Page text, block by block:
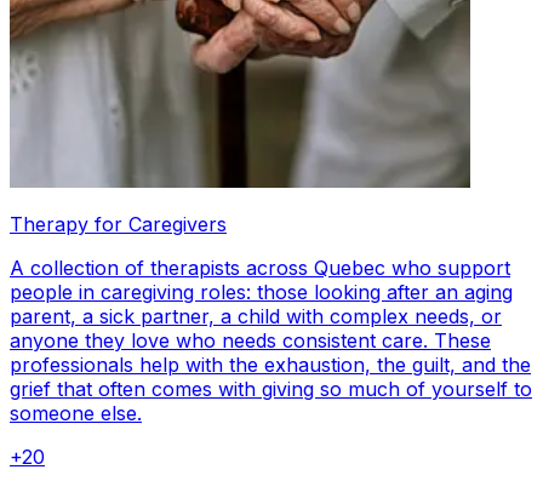
Therapy for Caregivers
A collection of therapists across Quebec who support
people in caregiving roles: those looking after an aging
parent, a sick partner, a child with complex needs, or
anyone they love who needs consistent care. These
professionals help with the exhaustion, the guilt, and the
grief that often comes with giving so much of yourself to
someone else.
+20